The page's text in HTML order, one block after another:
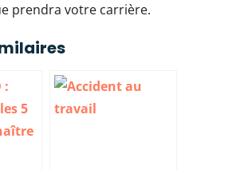
prendra votre carrière.